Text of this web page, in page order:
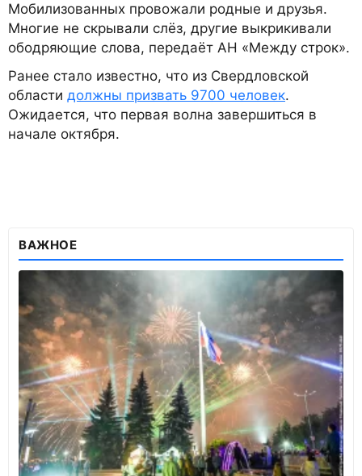
Мобилизованных провожали родные и друзья.
Многие не скрывали слёз, другие выкрикивали
ободряющие слова, передаёт АН «Между строк».
Ранее стало известно, что из Свердловской
области должны призвать 9700 человек.
Ожидается, что первая волна завершиться в
начале октября.
ВАЖНОЕ